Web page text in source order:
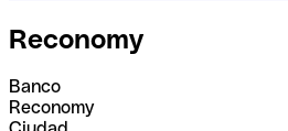
Reconomy
Banco
Reconomy